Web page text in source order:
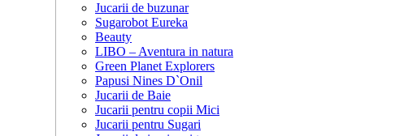
Jucarii de buzunar
Sugarobot Eureka
Beauty
LIBO – Aventura in natura
Green Planet Explorers
Papusi Nines D`Onil
Jucarii de Baie
Jucarii pentru copii Mici
Jucarii pentru Sugari